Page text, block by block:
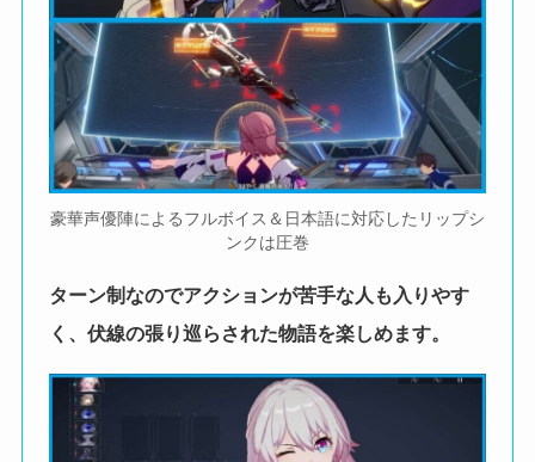
豪華声優陣によるフルボイス＆日本語に対応したリップシ
ンクは圧巻
ターン制なのでアクションが苦手な人も入りやす
く、伏線の張り巡らされた物語を楽しめます。